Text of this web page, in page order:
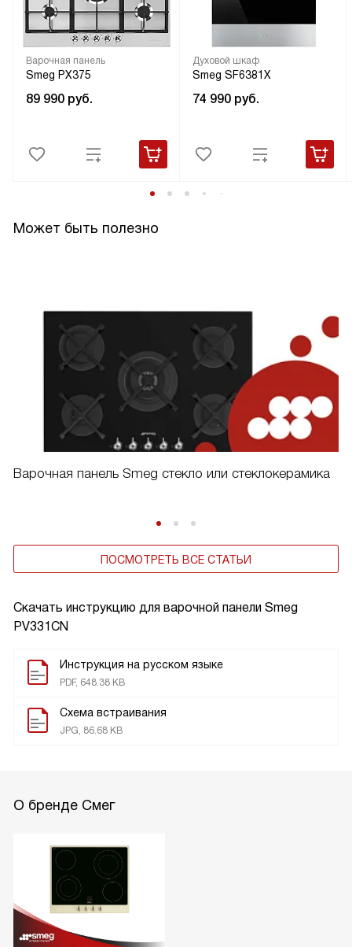
Скачать инструкцию для варочной панели Smeg
PV331CN
Инструкция на русском языке
PDF, 648.38 KB
Схема встраивания
JPG, 86.68 KB
Варочная панель
Smeg PX375
89 990 руб.
Духовой шкаф
Smeg SF6381X
74 990 руб.
Может быть полезно
Варочная панель Smeg стекло или стеклокерамика
ПОСМОТРЕТЬ ВСЕ СТАТЬИ
О бренде Смег